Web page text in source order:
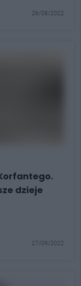
26/08/2022
dzieje
27/09/2022